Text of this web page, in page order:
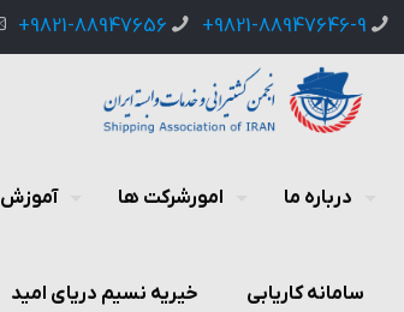
9821-88947646-9+
9821-88947656+
درباره ما امورشرکت ها آموزش
سامانه کاریابی خیریه نسیم دریای امید